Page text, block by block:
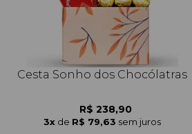
Cesta Sonho dos Chocólatras
R$ 238,90
3x de R$ 79,63 sem juros